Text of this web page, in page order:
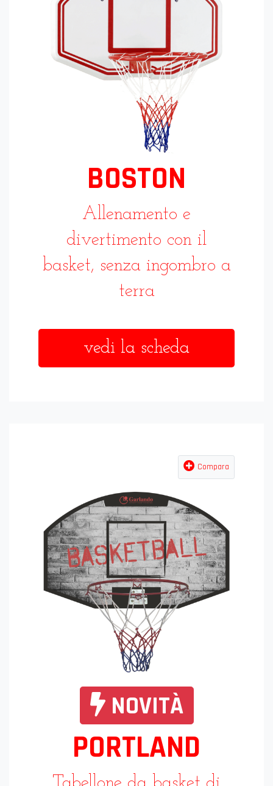
BOSTON
Allenamento e
divertimento con il
basket, senza ingombro a
terra
vedi la scheda
Compara
NOVITÀ
PORTLAND